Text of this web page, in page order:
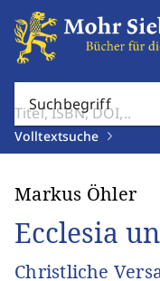
Suchbegriff
Volltextsuche
Markus Öhler
Ecclesia
Christliche